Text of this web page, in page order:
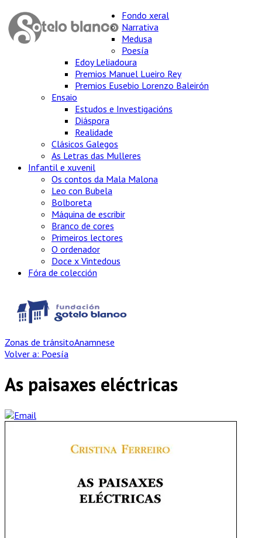
Fondo xeral
Narrativa
Medusa
Poesía
Edoy Leliadoura
Premios Manuel Lueiro Rey
Premios Eusebio Lorenzo Baleirón
Ensaio
Estudos e Investigacións
Diáspora
Realidade
Clásicos Galegos
As Letras das Mulleres
Infantil e xuvenil
Os contos da Mala Malona
Leo con Bubela
Bolboreta
Máquina de escribir
Branco de cores
Primeiros lectores
O ordenador
Doce x Vintedous
Fóra de colección
Zonas de tránsitoAnamnese
Volver a: Poesía
As paisaxes eléctricas